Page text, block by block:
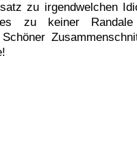
zu irgendwelchen
es zu keiner
Schöner